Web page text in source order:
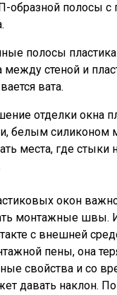
образной полосы
полосы
между стеной и
вата.
отделки окна
белым силиконом
места, где стыки
окон
монтажные швы.
с внешней
пены, она
свойства и со
давать наклон.